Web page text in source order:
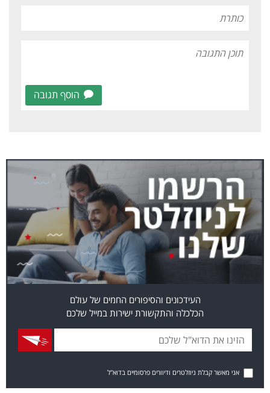
הוסף תגובה
העידכונים והסיפורים החמים של עולם
הכלכלה והתקשורת ישירות במייל שלכם
אני מאשר קבלת ניוזלטרים ודיוורים פרסומיים בדוא"ל